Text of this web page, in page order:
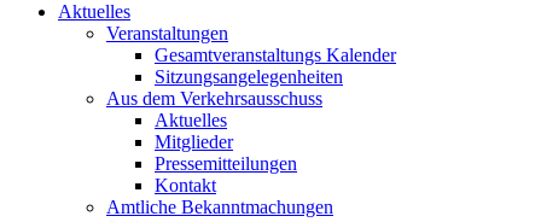
Aktuelles
Veranstaltungen
Gesamtveranstaltungs Kalender
Sitzungsangelegenheiten
Aus dem Verkehrsausschuss
Aktuelles
Mitglieder
Pressemitteilungen
Kontakt
Amtliche Bekanntmachungen